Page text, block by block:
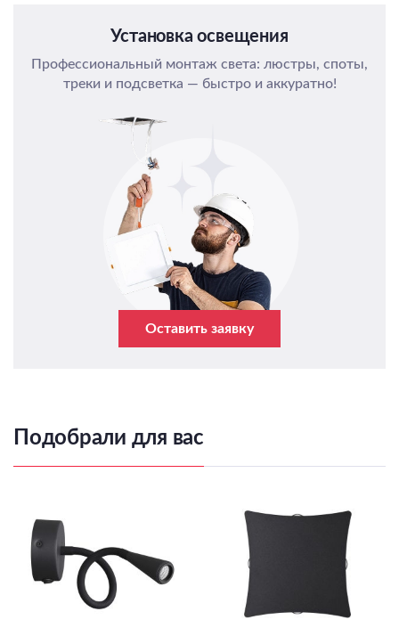
Установка освещения
Профессиональный монтаж света: люстры, споты,
треки и подсветка — быстро и аккуратно!
Оставить заявку
Подобрали для вас